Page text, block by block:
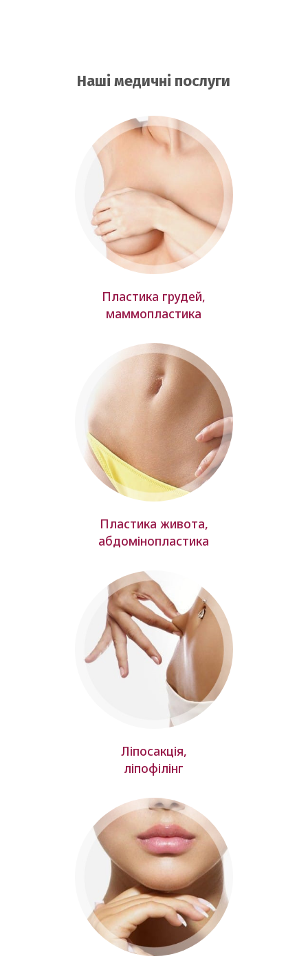
Наші медичні послуги
Пластика грудей,
маммопластика
Пластика живота,
абдомінопластика
Ліпосакція,
ліпофілінг